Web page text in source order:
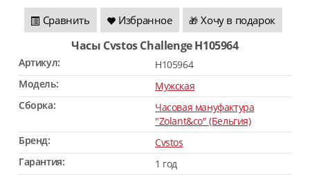
Сравнить Избранное 🎁 Хочу в подарок
Часы Cvstos Challenge H105964
Артикул:
H105964
Модель:
Мужская
Сборка:
Часовая мануфактура
"Zolant&co" (Бельгия)
Бренд:
Cvstos
Гарантия:
1 год